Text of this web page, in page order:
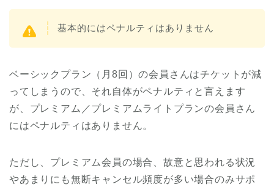
基本的にはペナルティはありません
ベーシックプラン（月8回）の会員さんはチケットが減
ってしまうので、それ自体がペナルティと言えます
が、プレミアム／プレミアムライトプランの会員さん
にはペナルティはありません。
ただし、プレミアム会員の場合、故意と思われる状況
やあまりにも無断キャンセル頻度が多い場合のみサポ